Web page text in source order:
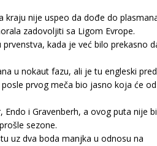
nije uspeo da dođe do
zadovoljiti sa Ligom Evrope.
kada je već bilo prekasno
u nokaut fazu, ali je tu engleski
prvog meča bio jasno koja će
i Gravenberh, a ovog puta nije
sezone.
uz dva boda manjka u odnosu na